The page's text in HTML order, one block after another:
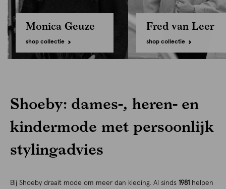
Monica Geuze
shop collectie
Fred van Leer
shop collectie
Shoeby: dames-, heren- en
kindermode met persoonlijk
stylingadvies
Bij Shoeby draait mode om meer dan kleding. Al sinds 1981 helpen